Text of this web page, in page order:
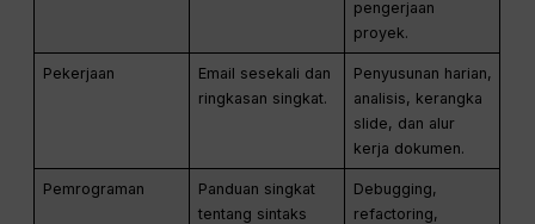
pengerjaan
proyek.
Pekerjaan
Email sesekali dan
ringkasan singkat.
Penyusunan harian,
analisis, kerangka
slide, dan alur
kerja dokumen.
Pemrograman
Panduan singkat
tentang sintaks
Debugging,
refactoring,